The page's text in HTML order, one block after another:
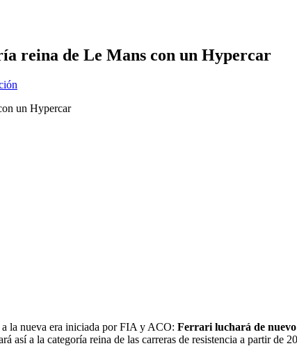
reina de Le Mans con un Hypercar
la nueva era iniciada por FIA y ACO: Ferrari luchará de
así a la categoría reina de las carreras de resistencia a partir de